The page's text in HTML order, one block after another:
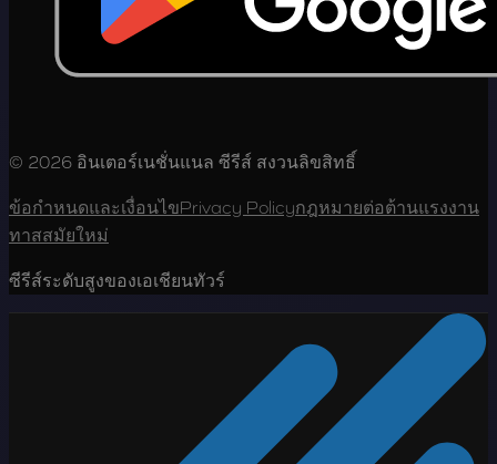
© 2026 อินเตอร์เนชั่นแนล ซีรีส์ สงวนลิขสิทธิ์
ข้อกำหนดและเงื่อนไขPrivacy Policyกฎหมายต่อต้านแรงงาน
ทาสสมัยใหม่
ซีรีส์ระดับสูงของเอเชียนทัวร์